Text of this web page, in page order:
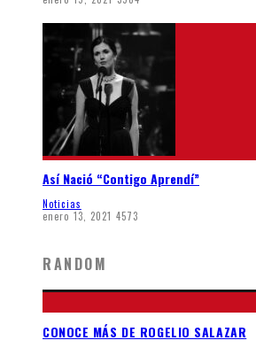
Así Nació “Contigo Aprendí”
Noticias
enero 13, 2021 4573
RANDOM
CONOCE MÁS DE ROGELIO SALAZAR